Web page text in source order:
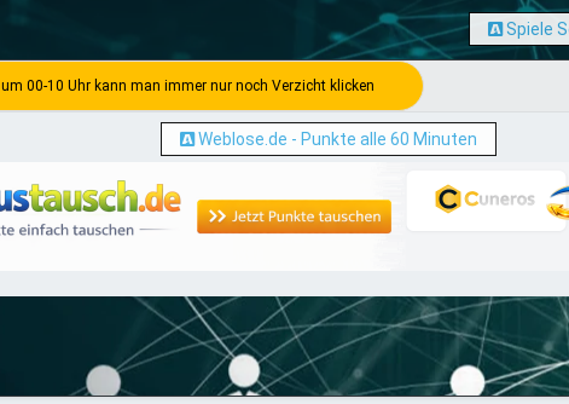
Spiele
um 00-10 Uhr kann man immer nur noch Verzicht klicken
Weblose.de - Punkte alle 60 Minuten